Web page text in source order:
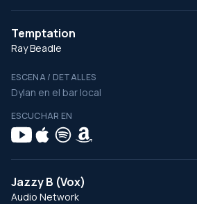
Temptation
Ray Beadle
ESCENA / DETALLES
Dylan en el bar local
ESCUCHAR EN
Jazzy B (Vox)
Audio Network